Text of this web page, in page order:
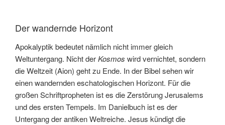
Der wandernde Horizont
Apokalyptik bedeutet nämlich nicht immer gleich
Weltuntergang. Nicht derKosmos wird vernichtet, sondern
die Weltzeit (Aion) geht zu Ende. In der Bibel sehen wir
einen wandernden eschatologischen Horizont. Für die
großen Schriftpropheten ist es die Zerstörung Jerusalems
und des ersten Tempels. Im Danielbuch ist es der
Untergang der antiken Weltreiche. Jesus kündigt die